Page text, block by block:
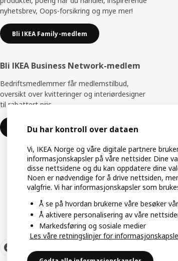
nyhetsbrev, Oops-forsikring og mye mer!
Bli IKEA Family-medlem
Bli IKEA Business Network-medlem
Bedriftsmedlemmer får medlemstilbud,
oversikt over kvitteringer og interiørdesigner
til rabattert pris.
Bli bedriftsmedlem
Du har kontroll over dataen
Vi, IKEA Norge og våre digitale partnere
informasjonskapsler på våre nettsider. Dine
disse nettsidene og du kan oppdatere dine
Noen er nødvendige for å drive nettsiden,
valgfrie. Vi har informasjonskapsler som
Å se på hvordan brukerne våre besøker
Å aktivere personalisering av våre
Markedsføring og sosiale medier
Les våre retningslinjer for